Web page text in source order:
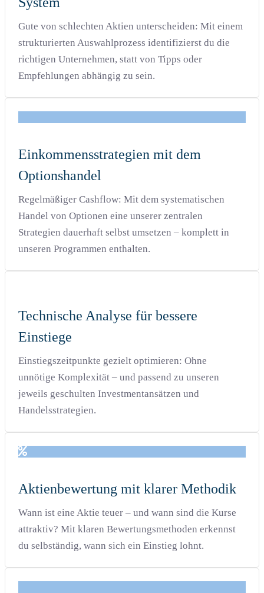
Gute von schlechten Aktien unterscheiden: Mit einem
strukturierten Auswahlprozess identifizierst du die
richtigen Unternehmen, statt von Tipps oder
Empfehlungen abhängig zu sein.
Einkommensstrategien mit dem
Optionshandel
Regelmäßiger Cashflow: Mit dem systematischen
Handel von Optionen eine unserer zentralen
Strategien dauerhaft selbst umsetzen – komplett in
unseren Programmen enthalten.
Technische Analyse für bessere
Einstiege
Einstiegszeitpunkte gezielt optimieren: Ohne
unnötige Komplexität – und passend zu unseren
jeweils geschulten Investmentansätzen und
Handelsstrategien.
Aktienbewertung mit klarer Methodik
Wann ist eine Aktie teuer – und wann sind die Kurse
attraktiv? Mit klaren Bewertungsmethoden erkennst
du selbständig, wann sich ein Einstieg lohnt.